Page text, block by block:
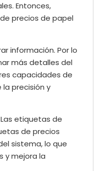
Entonces,
precios de papel
información. Por lo
más detalles del
capacidades de
precisión y
etiquetas de
de precios
sistema, lo que
y mejora la